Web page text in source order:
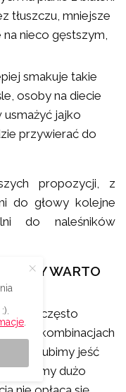
tłuszczu, mniejsze
nieco gęstszym,
smakuje takie
osoby na diecie
usmażyć jajko
przywierać do
propozycji, z
do głowy kolejne
do naleśników
– CZY WARTO
często
kombinacjach
kiedy lubimy jeść
smażymy dużo